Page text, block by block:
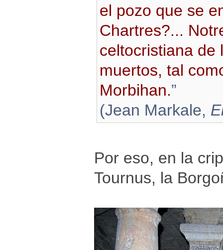
el pozo que se
Chartres?...
celtocristiana de
muertos, tal
Morbihan.”
(Jean Markale,
Por eso, en la
Tournus, la